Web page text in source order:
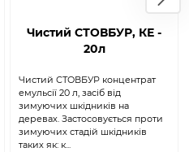
Чистий СТОВБУР, КЕ -
20л
Чистий СТОВБУР концентрат
емульсії 20 л, засіб від
зимуючих шкідників на
деревах. Застосовується проти
зимуючих стадій шкідників
таких як: к...